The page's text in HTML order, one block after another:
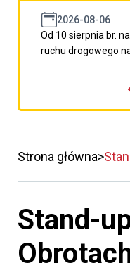
2026-08-06
Od 10 sierpnia br.
ruchu drogowego
porzpedniego
Strona główna
Stand-